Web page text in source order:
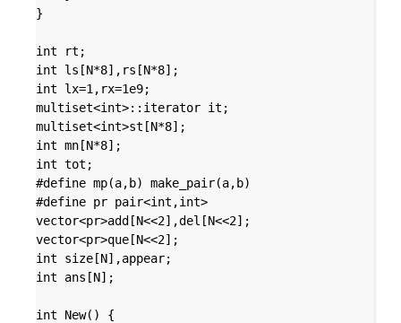
}
int rt;
int ls[N*8],rs[N*8];
int lx=1,rx=1e9;
multiset<int>::iterator it;
multiset<int>st[N*8];
int mn[N*8];
int tot;
#define mp(a,b) make_pair(a,b)
#define pr pair<int,int>
vector<pr>add[N<<2],del[N<<2];
vector<pr>que[N<<2];
int size[N],appear;
int ans[N];
int New() {